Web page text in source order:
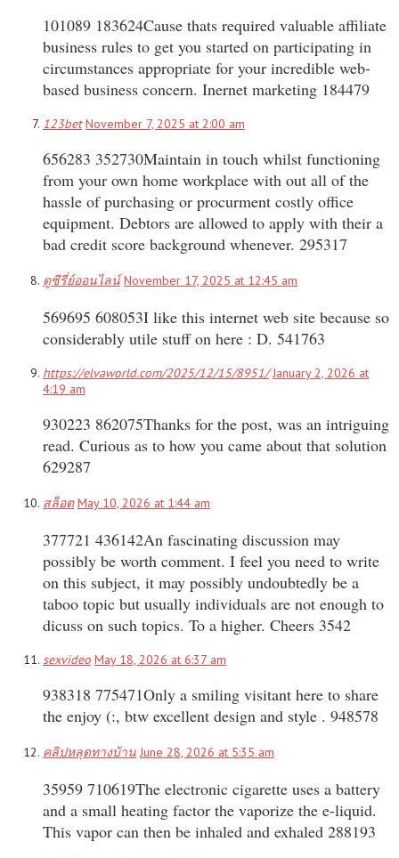
101089 183624Cause thats required valuable affiliate
business rules to get you started on participating in
circumstances appropriate for your incredible web-
based business concern. Inernet marketing 184479
123bet November 7, 2025 at 2:00 am
656283 352730Maintain in touch whilst functioning
from your own home workplace with out all of the
hassle of purchasing or procurment costly office
equipment. Debtors are allowed to apply with their a
bad credit score background whenever. 295317
ดูซีรี่ย์ออนไลน์ November 17, 2025 at 12:45 am
569695 608053I like this internet web site because so
considerably utile stuff on here : D. 541763
https://elvaworld.com/2025/12/15/8951/ January 2, 2026 at
4:19 am
930223 862075Thanks for the post, was an intriguing
read. Curious as to how you came about that solution
629287
สล็อต May 10, 2026 at 1:44 am
377721 436142An fascinating discussion may
possibly be worth comment. I feel you need to write
on this subject, it may possibly undoubtedly be a
taboo topic but usually individuals are not enough to
dicuss on such topics. To a higher. Cheers 3542
sexvideo May 18, 2026 at 6:37 am
938318 775471Only a smiling visitant here to share
the enjoy (:, btw excellent design and style . 948578
คลิปหลุดทางบ้าน June 28, 2026 at 5:35 am
35959 710619The electronic cigarette uses a battery
and a small heating factor the vaporize the e-liquid.
This vapor can then be inhaled and exhaled 288193